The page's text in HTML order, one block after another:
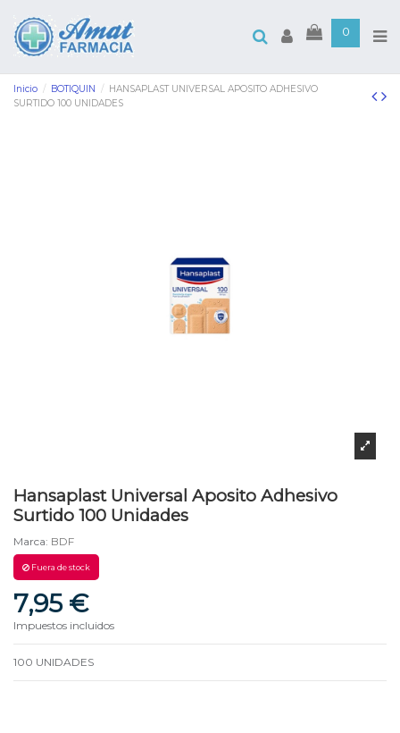
0
Inicio BOTIQUIN
HANSAPLAST UNIVERSAL APOSITO ADHESIVO
SURTIDO 100 UNIDADES
Hansaplast Universal Aposito Adhesivo
Surtido 100 Unidades
Marca: BDF
Fuera de stock
7,95 €
Impuestos incluidos
100 UNIDADES